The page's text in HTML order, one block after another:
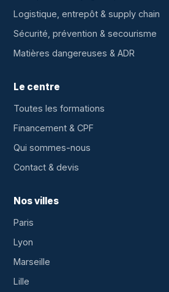
Logistique, entrepôt & supply chain
Sécurité, prévention & secourisme
Matières dangereuses & ADR
Le centre
Toutes les formations
Financement & CPF
Qui sommes-nous
Contact & devis
Nos villes
Paris
Lyon
Marseille
Lille